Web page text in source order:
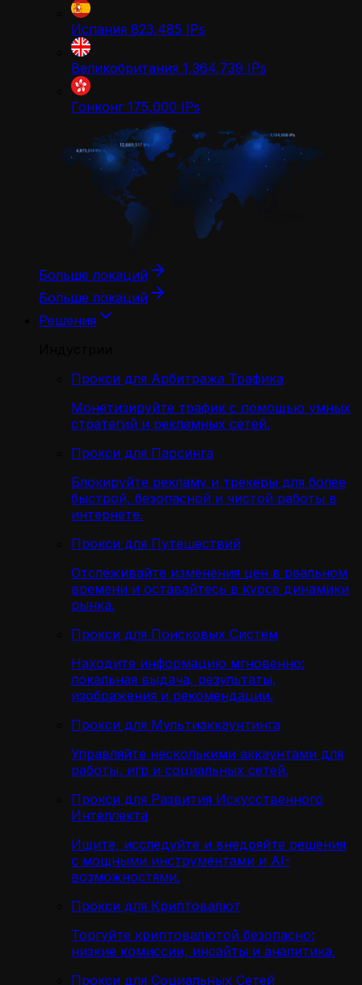
Испания 823,485 IPs
Великобритания 1,364,739 IPs
Гонконг 175,000 IPs
Больше локаций
Больше локаций
Решения
Прокси для Арбитража Трафика
Монетизируйте трафик с помощью умных
стратегий и рекламных сетей.
Прокси для Парсинга
Блокируйте рекламу и трекеры для более
быстрой, безопасной и чистой работы в
интернете.
Прокси для Путешествий
Отслеживайте изменения цен в реальном
времени и оставайтесь в курсе динамики
рынка.
Прокси для Поисковых Систем
Находите информацию мгновенно:
локальная выдача, результаты,
изображения и рекомендации.
Прокси для Мультиаккаунтинга
Управляйте несколькими аккаунтами для
работы, игр и социальных сетей.
Прокси для Развития Искусственного
Интеллекта
Ищите, исследуйте и внедряйте решения
с мощными инструментами и AI-
возможностями.
Прокси для Криптовалют
Торгуйте криптовалютой безопасно:
низкие комиссии, инсайты и аналитика.
Прокси для Социальных Сетей